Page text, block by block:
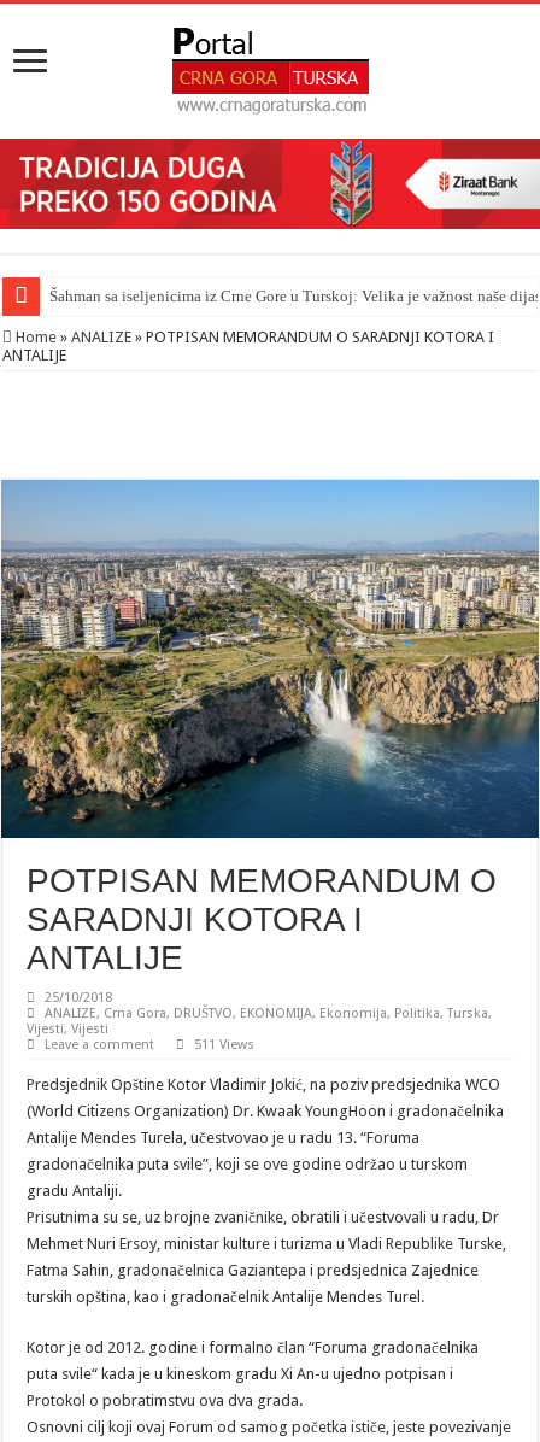
Šahman sa iseljenicima iz Crne Gore u Turskoj: Velika je važnost naše
Home » ANALIZE » POTPISAN MEMORANDUM O SARADNJI KOTORA I
ANTALIJE
POTPISAN MEMORANDUM O
SARADNJI KOTORA I
ANTALIJE
25/10/2018
ANALIZE, Crna Gora, DRUŠTVO, EKONOMIJA, Ekonomija, Politika,Turska,
Vijesti,Vijesti
Leave a comment
511 Views
Predsjednik Opštine Kotor Vladimir Jokić, na poziv predsjednika WCO
(World Citizens Organization) Dr. Kwaak YoungHoon i gradonačelnika
Antalije Mendes Turela, učestvovao je u radu 13. “Foruma
gradonačelnika puta svile”, koji se ove godine održao u turskom
gradu Antaliji.
Prisutnima su se, uz brojne zvaničnike, obratili i učestvovali u radu, Dr
Mehmet Nuri Ersoy, ministar kulture i turizma u Vladi Republike Turske,
Fatma Sahin, gradonačelnica Gaziantepa i predsjednica Zajednice
turskih opština, kao i gradonačelnik Antalije Mendes Turel.
Kotor je od 2012. godine i formalno član “Foruma gradonačelnika
puta svile“ kada je u kineskom gradu Xi An-u ujedno potpisan i
Protokol o pobratimstvu ova dva grada.
Osnovni cilj koji ovaj Forum od samog početka ističe, jeste povezivanje